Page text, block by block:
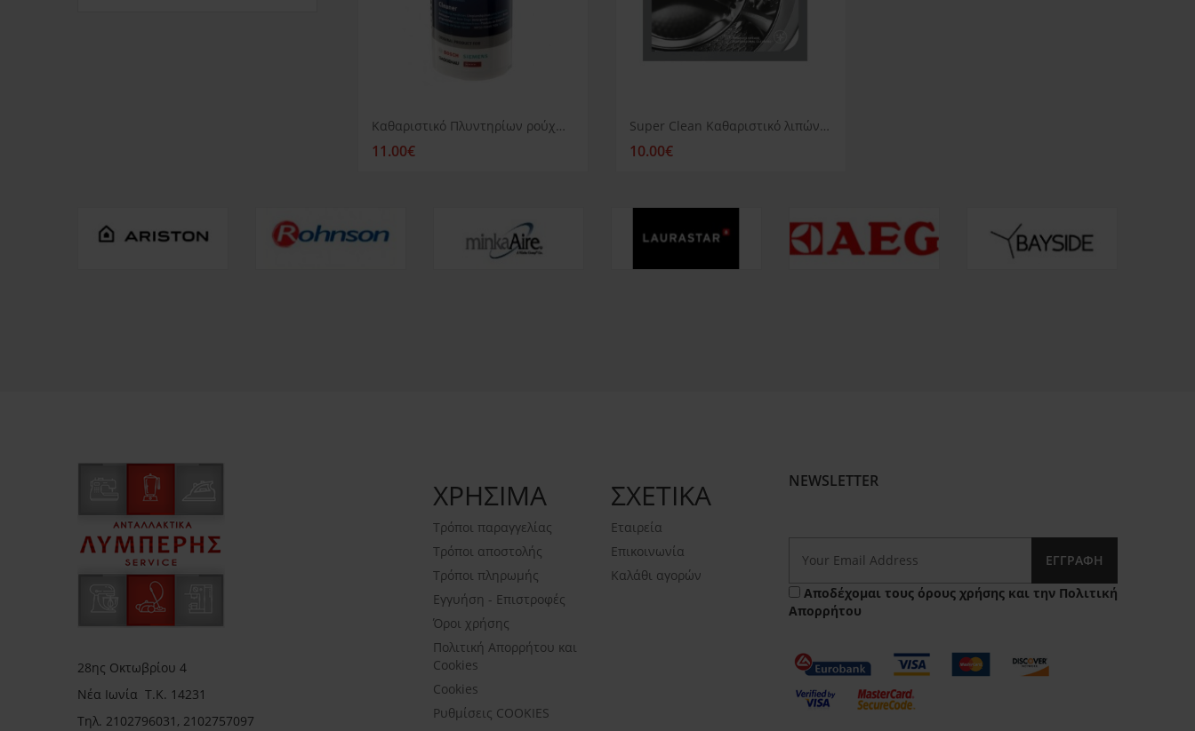
Καθαριστικό Πλυντηρίων ρούχων Siemens
11.00€
Super Clean Καθαριστικό λιπών πλυντηρίου ρούχων Aeg
10.00€
28ης Οκτωβρίου 4
Νέα Ιωνία Τ.Κ. 14231
Τηλ. 2102796031, 2102757097
ΧΡΗΣΙΜΑ
Τρόποι παραγγελίας
Τρόποι αποστολής
Τρόποι πληρωμής
Εγγυήση - Επιστροφές
Όροι χρήσης
Πολιτική Απορρήτου και
Cookies
Cookies
Ρυθμίσεις COOKIES
ΣΧΕΤΙΚΑ
Εταιρεία
Επικοινωνία
Καλάθι αγορών
NEWSLETTER
ΕΓΓΡΑΦΉ
Αποδέχομαι τους όρους χρήσης και την Πολιτική
Απορρήτου